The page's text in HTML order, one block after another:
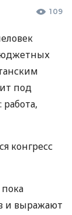
109
под
конгресс
и выражают